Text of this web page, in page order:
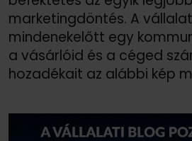
marketingdöntés. A
mindenekelőtt egy
a vásárlóid és a céged
hozadékait az alábbi kép